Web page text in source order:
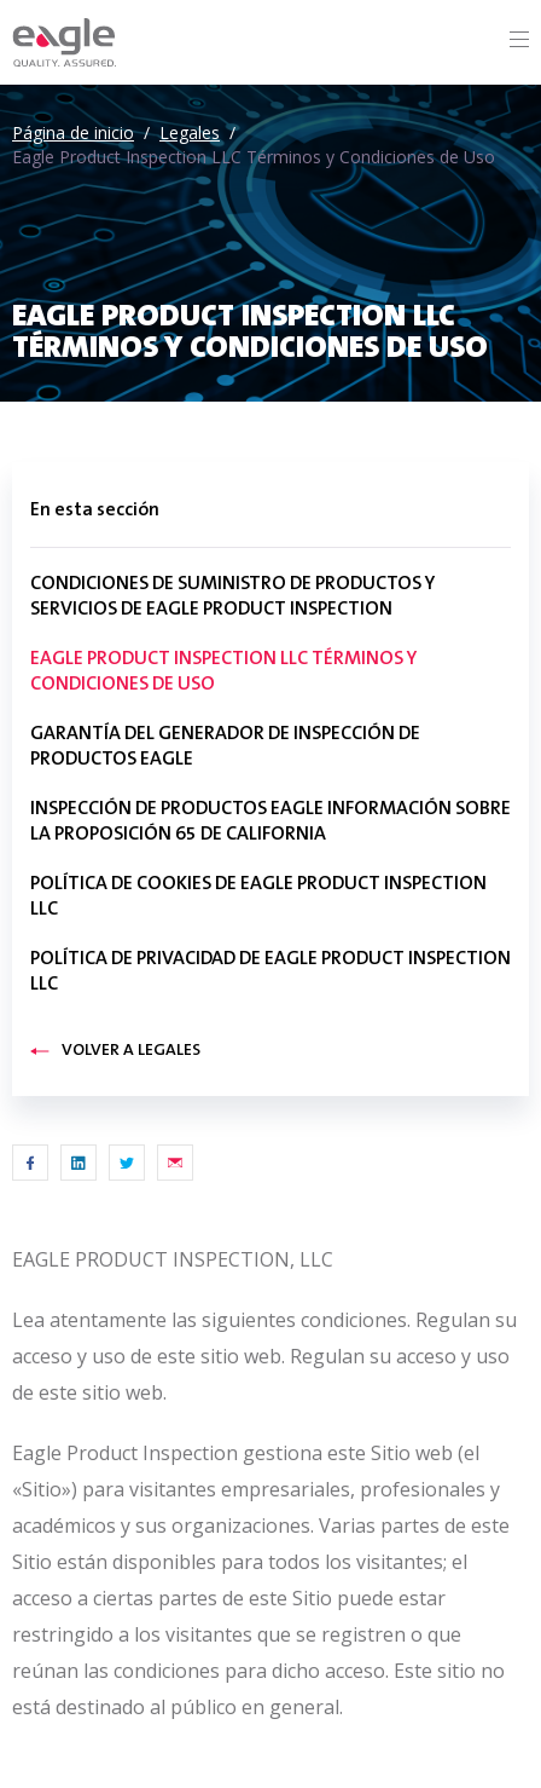
Página de inicio / Legales /
Eagle Product Inspection LLC Términos y Condiciones de Uso
EAGLE PRODUCT INSPECTION LLC
TÉRMINOS Y CONDICIONES DE USO
En esta sección
CONDICIONES DE SUMINISTRO DE PRODUCTOS Y
SERVICIOS DE EAGLE PRODUCT INSPECTION
EAGLE PRODUCT INSPECTION LLC TÉRMINOS Y
CONDICIONES DE USO
GARANTÍA DEL GENERADOR DE INSPECCIÓN DE
PRODUCTOS EAGLE
INSPECCIÓN DE PRODUCTOS EAGLE INFORMACIÓN SOBRE
LA PROPOSICIÓN 65 DE CALIFORNIA
POLÍTICA DE COOKIES DE EAGLE PRODUCT INSPECTION
LLC
POLÍTICA DE PRIVACIDAD DE EAGLE PRODUCT INSPECTION
LLC
VOLVER A LEGALES
EAGLE PRODUCT INSPECTION, LLC
Lea atentamente las siguientes condiciones. Regulan su
acceso y uso de este sitio web. Regulan su acceso y uso
de este sitio web.
Eagle Product Inspection gestiona este Sitio web (el
«Sitio») para visitantes empresariales, profesionales y
académicos y sus organizaciones. Varias partes de este
Sitio están disponibles para todos los visitantes; el
acceso a ciertas partes de este Sitio puede estar
restringido a los visitantes que se registren o que
reúnan las condiciones para dicho acceso. Este sitio no
está destinado al público en general.